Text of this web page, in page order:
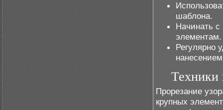
шаблона.
Начинать с
элементам.
Регулярно
Техники
Прорезание
крупных